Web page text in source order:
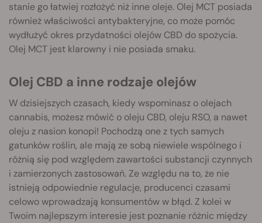
stanie go łatwiej rozłożyć niż inne oleje. Olej MCT posiada
również właściwości antybakteryjne, co może pomóc
wydłużyć okres przydatności olejów CBD do spożycia.
Olej MCT jest klarowny i nie posiada smaku.
Olej CBD a inne rodzaje olejów
W dzisiejszych czasach, kiedy wspominasz o olejach
cannabis, możesz mówić o oleju CBD, oleju RSO, a nawet
oleju z nasion konopi! Pochodzą one z tych samych
gatunków roślin, ale mają ze sobą niewiele wspólnego i
różnią się pod względem zawartości substancji czynnych
i zamierzonych zastosowań. Ze względu na to, że nie
istnieją odpowiednie regulacje, producenci czasami
celowo wprowadzają konsumentów w błąd. Z kolei w
Twoim najlepszym interesie jest poznanie różnic między